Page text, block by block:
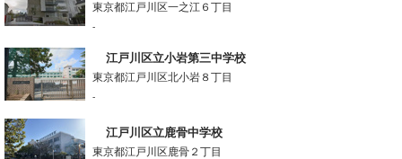
東京都江戸川区一之江６丁目
-
江戸川区立小岩第三中学校
東京都江戸川区北小岩８丁目
-
江戸川区立鹿骨中学校
東京都江戸川区鹿骨２丁目